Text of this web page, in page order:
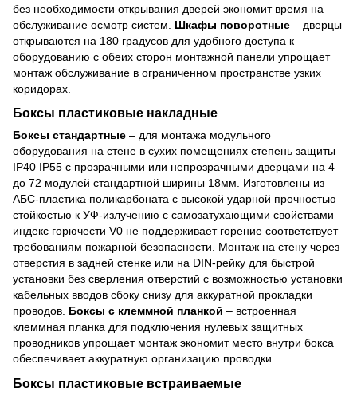
без необходимости открывания дверей экономит время на
обслуживание осмотр систем. Шкафы поворотные – дверцы
открываются на 180 градусов для удобного доступа к
оборудованию с обеих сторон монтажной панели упрощает
монтаж обслуживание в ограниченном пространстве узких
коридорах.
Боксы пластиковые накладные
Боксы стандартные – для монтажа модульного
оборудования на стене в сухих помещениях степень защиты
IP40 IP55 с прозрачными или непрозрачными дверцами на 4
до 72 модулей стандартной ширины 18мм. Изготовлены из
АБС-пластика поликарбоната с высокой ударной прочностью
стойкостью к УФ-излучению с самозатухающими свойствами
индекс горючести V0 не поддерживает горение соответствует
требованиям пожарной безопасности. Монтаж на стену через
отверстия в задней стенке или на DIN-рейку для быстрой
установки без сверления отверстий с возможностью установки
кабельных вводов сбоку снизу для аккуратной прокладки
проводов. Боксы с клеммной планкой – встроенная
клеммная планка для подключения нулевых защитных
проводников упрощает монтаж экономит место внутри бокса
обеспечивает аккуратную организацию проводки.
Боксы пластиковые встраиваемые